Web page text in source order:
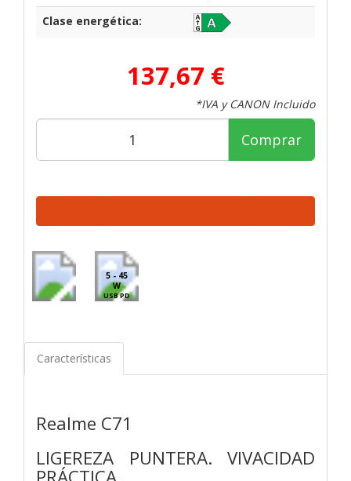
Clase energética:
137,67 €
*IVA y CANON Incluido
Comprar
5 - 45
W
USB PD
Características
Realme C71
LIGEREZA PUNTERA. VIVACIDAD